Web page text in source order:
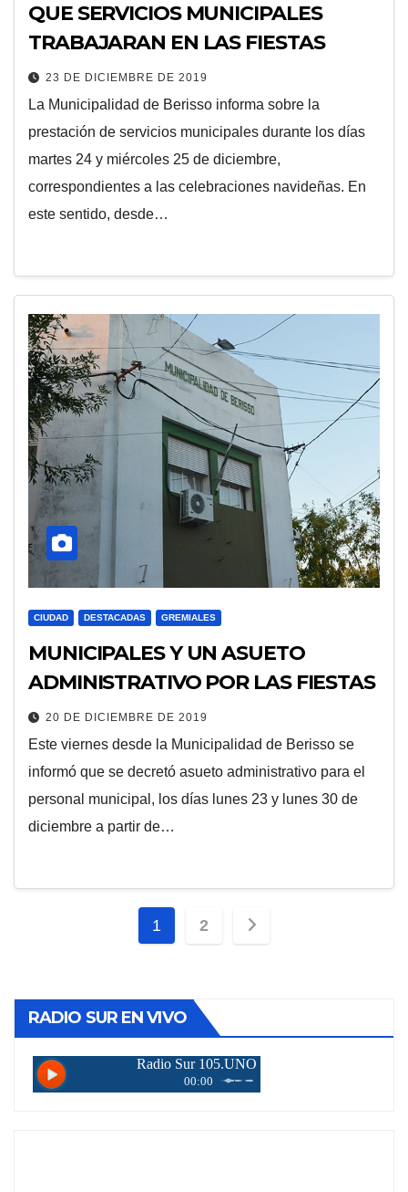
QUE SERVICIOS MUNICIPALES
TRABAJARAN EN LAS FIESTAS
23 DE DICIEMBRE DE 2019
La Municipalidad de Berisso informa sobre la
prestación de servicios municipales durante los días
martes 24 y miércoles 25 de diciembre,
correspondientes a las celebraciones navideñas. En
este sentido, desde…
CIUDAD DESTACADAS GREMIALES
MUNICIPALES Y UN ASUETO
ADMINISTRATIVO POR LAS FIESTAS
20 DE DICIEMBRE DE 2019
Este viernes desde la Municipalidad de Berisso se
informó que se decretó asueto administrativo para el
personal municipal, los días lunes 23 y lunes 30 de
diciembre a partir de…
Paginación
entradas
1 2
RADIO SUR EN VIVO